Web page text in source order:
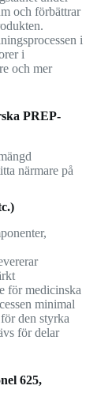
och förbättrar
i
i
och mer
PREP-
närmare på
för medicinska
minimal
den styrka
för delar
625,